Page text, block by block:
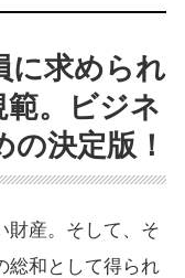
に求められ
範。ビジネ
決定版！
財産。そして、そ
総和として得られ